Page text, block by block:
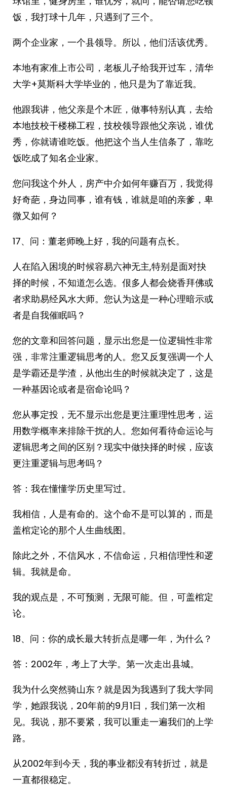
饭，我打球十几年，只遇到了三个。
两个企业家，一个县领导。所以，他们活该优秀。
本地有家准上市公司，老板儿子给我开过车，清华
大学+莫斯科大学毕业的，他只是为了靠近我。
他跟我讲，他父亲是个木匠，做事特别认真，去给
本地技校干楼梯工程，技校领导跟他父亲说，谁优
秀，你就请谁吃饭。他把这个当人生信条了，靠吃
饭吃成了知名企业家。
您问我这个外人，房产中介如何年赚百万，我觉得
好奇葩，身边同事，谁有钱，谁就是咱的亲爹，卑
微又如何？
17、问：董老师晚上好，我的问题有点长。
人在陷入困境的时候容易六神无主,特别是面对抉
择的时候，不知道怎么选。佷多人都会烧香拜佛或
者求助易经风水大师。您认为这是一种心理暗示或
者是自我催眠吗？
您的文章和回答问题，显示出您是一位逻辑性非常
强，非常注重逻辑思考的人。您又反复强调一个人
是学霸还是学渣，从他出生的时候就决定了，这是
一种基因论或者是宿命论吗？
您从事定投，无不显示出您是更注重理性思考，运
用数学概率来排除干扰的人。您如何看待命运论与
逻辑思考之间的区别？现实中做抉择的时候，应该
更注重逻辑与思考吗？
答：我在懂懂学历史里写过。
我相信，人是有命的。这个命不是可以算的，而是
盖棺定论的那个人生曲线图。
除此之外，不信风水，不信命运，只相信理性和逻
辑。我就是命。
我的观点是，不可预测，无限可能。但，可盖棺定
论。
18、问：你的成长最大转折点是哪一年，为什么？
答：2002年，考上了大学。第一次走出县城。
我为什么突然骑山东？就是因为我遇到了我大学同
学，她跟我说，20年前的9月1日，我们第一次相
见。我说，那不要紧，我可以重走一遍我们的上学
路。
从2002年到今天，我的事业都没有转折过，就是
一直都很稳定。